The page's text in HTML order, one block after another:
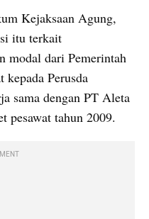
Kejaksaan Agung,
itu terkait
modal dari Pemerintah
Perusda
sama dengan PT Aleta
pesawat tahun 2009.